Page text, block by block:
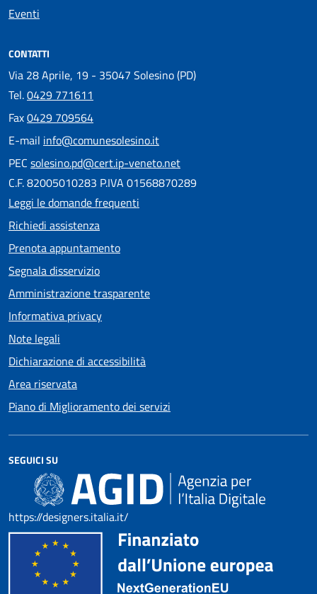
Eventi
CONTATTI
Via 28 Aprile, 19 - 35047 Solesino (PD)
Tel.0429 771611
Fax0429 709564
E-mail info@comunesolesino.it
PEC solesino.pd@cert.ip-veneto.net
C.F. 82005010283 P.IVA 01568870289
Leggi le domande frequenti
Richiedi assistenza
Prenota appuntamento
Segnala disservizio
Amministrazione trasparente
Informativa privacy
Note legali
Dichiarazione di accessibilità
Area riservata
Piano di Miglioramento dei servizi
SEGUICI SU
https://designers.italia.it/